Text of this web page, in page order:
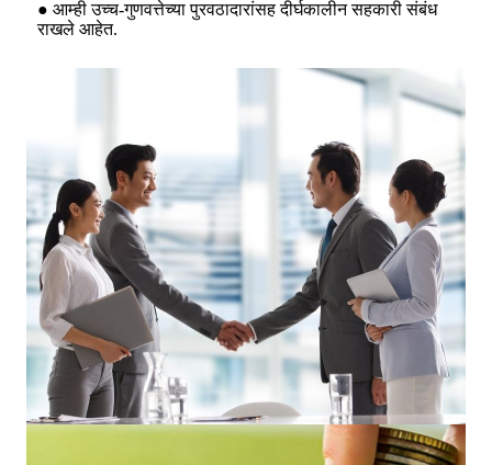
● आम्ही उच्च-गुणवत्तेच्या पुरवठादारांसह दीर्घकालीन सहकारी संबंध
राखले आहेत.